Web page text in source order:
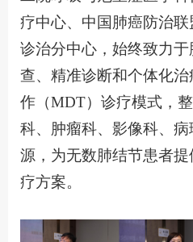
疗中心、中国肺癌防治
诊治分中心，始终致力
查、精准诊断和个体化
作（MDT）诊疗模式，
科、肿瘤科、影像科、
源，为无数肺结节患者
疗方案。